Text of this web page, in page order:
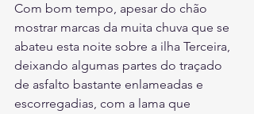
Com bom tempo, apesar do chão
mostrar marcas da muita chuva que se
abateu esta noite sobre a ilha Terceira,
deixando algumas partes do traçado
de asfalto bastante enlameadas e
escorregadias, com a lama que